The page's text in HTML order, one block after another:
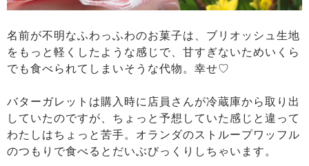
名前が不明なふわっふわのお菓子は、ブリオッシュ生地
をもっと軽くしたような感じで、甘すぎないためいくら
でも食べられてしまいそうな代物。幸せ♡
バターガレットは購入時に店員さんが冷蔵庫から取り出
していたのですが、ちょっと予想していた感じと違って
わたしはちょっと苦手。オランダのストループワッフル
のつもりで食べるとだいぶびっくりしちゃいます。